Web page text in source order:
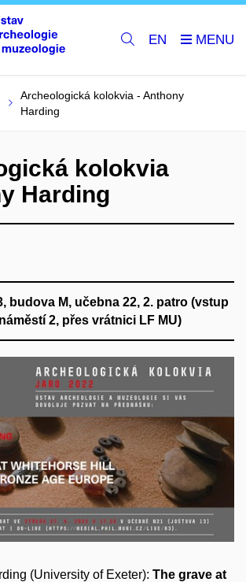
EN
Archeologická kolokvia - Anthony
Harding
kolokvia
Harding
budova M, učebna 22, 2. patro (vstup
2, přes vrátnici LF MU)
(University of Exeter): The grave at